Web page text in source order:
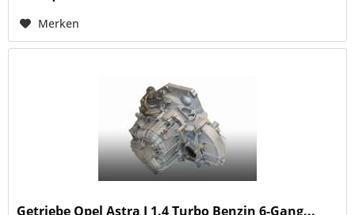
Merken
Getriebe Opel Astra J 1.4 Turbo Benzin 6-Gang...